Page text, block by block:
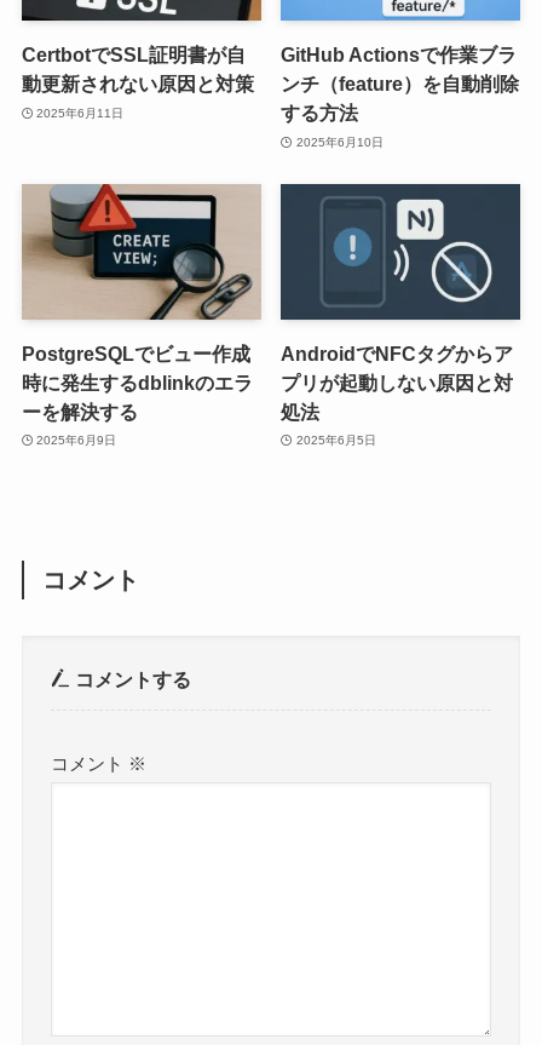
CertbotでSSL証明書が自
動更新されない原因と対策
2025年6月11日
GitHub Actionsで作業ブラ
ンチ（feature）を自動削除
する方法
2025年6月10日
PostgreSQLでビュー作成
時に発生するdblinkのエラ
ーを解決する
2025年6月9日
AndroidでNFCタグからア
プリが起動しない原因と対
処法
2025年6月5日
コメント
コメントする
コメント ※